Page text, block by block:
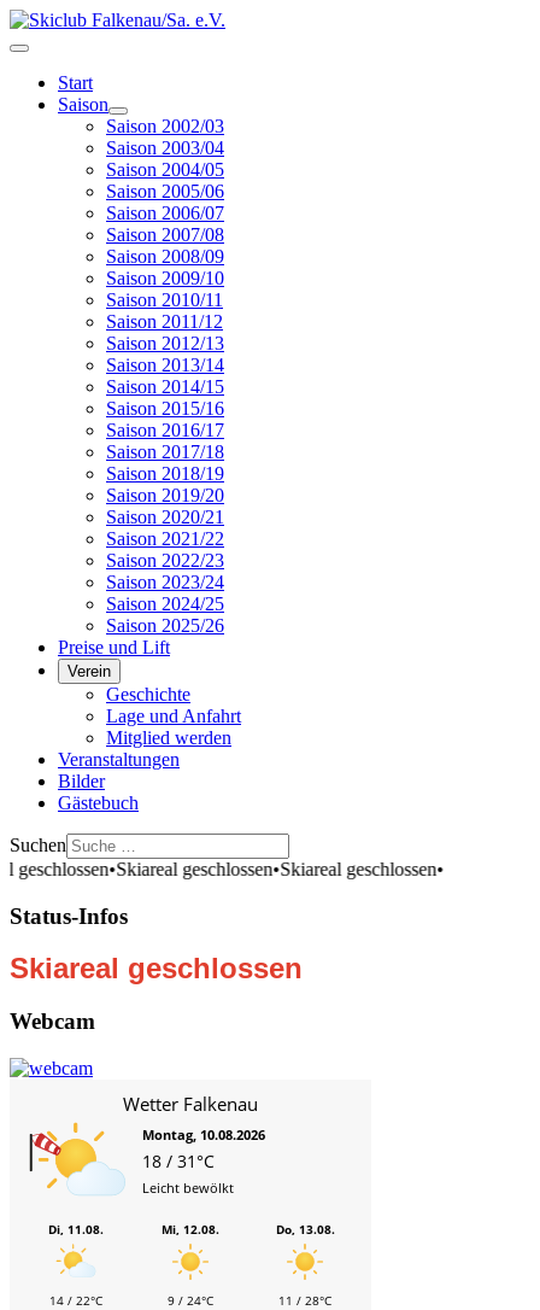
Start
Saison
Saison 2002/03
Saison 2003/04
Saison 2004/05
Saison 2005/06
Saison 2006/07
Saison 2007/08
Saison 2008/09
Saison 2009/10
Saison 2010/11
Saison 2011/12
Saison 2012/13
Saison 2013/14
Saison 2014/15
Saison 2015/16
Saison 2016/17
Saison 2017/18
Saison 2018/19
Saison 2019/20
Saison 2020/21
Saison 2021/22
Saison 2022/23
Saison 2023/24
Saison 2024/25
Saison 2025/26
Preise und Lift
Verein
Geschichte
Lage und Anfahrt
Mitglied werden
Veranstaltungen
Bilder
Gästebuch
Suchen
geschlossen•Skiareal geschlossen•Skiareal geschlossen•
Status-Infos
Skiareal geschlossen
Webcam
Wetter Falkenau
Montag, 10.08.2026
18 / 31°C
Leicht bewölkt
Di, 11.08.
14 / 22°C
Mi, 12.08.
9 / 24°C
Do, 13.08.
11 / 28°C